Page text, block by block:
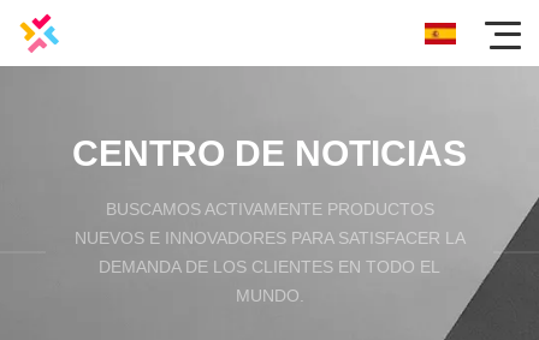
CENTRO DE NOTICIAS
BUSCAMOS ACTIVAMENTE PRODUCTOS
NUEVOS E INNOVADORES PARA SATISFACER LA
DEMANDA DE LOS CLIENTES EN TODO EL
MUNDO.